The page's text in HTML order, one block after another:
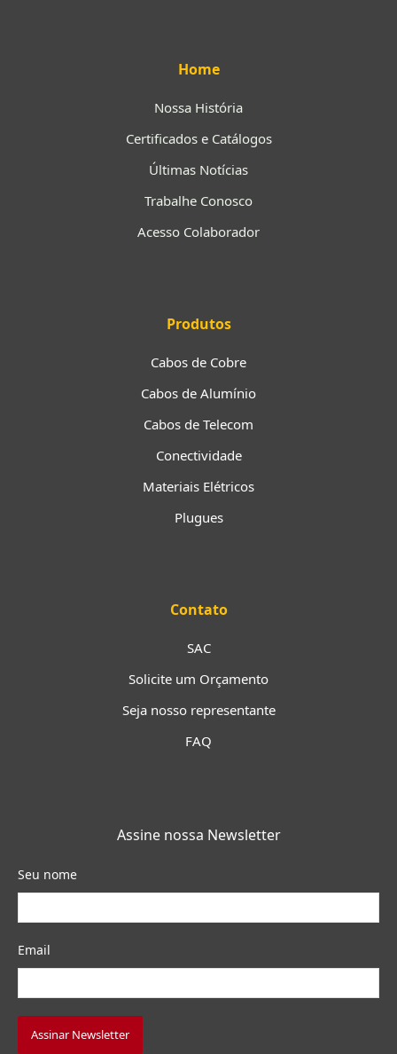
Home
Nossa História
Certificados e Catálogos
Últimas Notícias
Trabalhe Conosco
Acesso Colaborador
Produtos
Cabos de Cobre
Cabos de Alumínio
Cabos de Telecom
Conectividade
Materiais Elétricos
Plugues
Contato
SAC
Solicite um Orçamento
Seja nosso representante
FAQ
Assine nossa Newsletter
Seu nome
Email
Assinar Newsletter